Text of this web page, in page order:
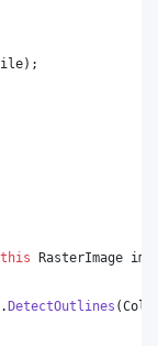
) ;
this RasterImage
.DetectOutlines (